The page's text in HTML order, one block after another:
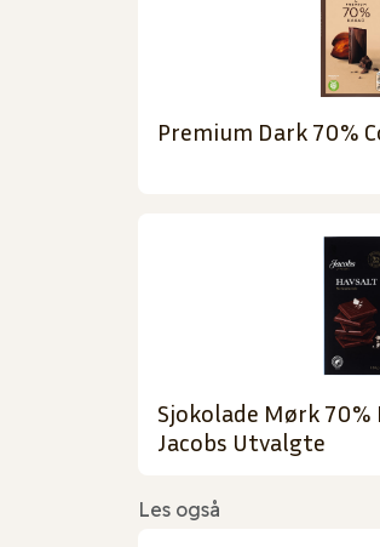
Premium Dark 70%
Sjokolade Mørk
Jacobs Utvalgte
Les også